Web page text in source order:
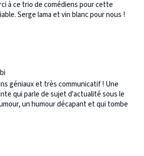
à ce trio de comédiens pour cette
Serge lama et vin blanc pour nous !
géniaux et très communicatif ! Une
qui parle de sujet d'actualité sous le
un humour décapant et qui tombe